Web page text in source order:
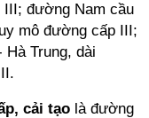
III; đường Nam cầu
mô đường cấp III;
Trung, dài
cải tạo là đường